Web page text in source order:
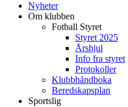
Nyheter
Om klubben
Fotball Styret
Styret 2025
Årshjul
Info fra styret
Protokoller
Klubbhåndboka
Beredskapsplan
Sportslig